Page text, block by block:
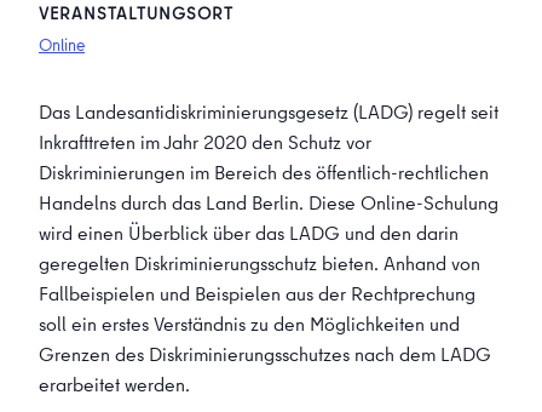
VERANSTALTUNGSORT
Online
Das Landesantidiskriminierungsgesetz (LADG) regelt seit
Inkrafttreten im Jahr 2020 den Schutz vor
Diskriminierungen im Bereich des öffentlich-rechtlichen
Handelns durch das Land Berlin. Diese Online-Schulung
wird einen Überblick über das LADG und den darin
geregelten Diskriminierungsschutz bieten. Anhand von
Fallbeispielen und Beispielen aus der Rechtprechung
soll ein erstes Verständnis zu den Möglichkeiten und
Grenzen des Diskriminierungsschutzes nach dem LADG
erarbeitet werden.